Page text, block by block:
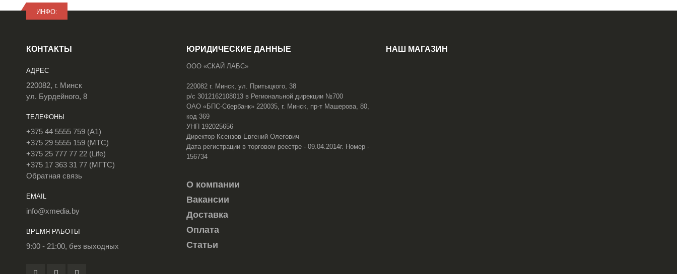
ИНФО:
КОНТАКТЫ
АДРЕС
220082, г. Минск
ул. Бурдейного, 8
ТЕЛЕФОНЫ
+375 44 5555 759 (A1)
+375 29 5555 159 (МТС)
+375 25 777 77 22 (Life)
+375 17 363 31 77 (МГТС)
Обратная связь
EMAIL
info@xmedia.by
ВРЕМЯ РАБОТЫ
9:00 - 21:00, без выходных
ЮРИДИЧЕСКИЕ ДАННЫЕ
ООО «СКАЙ ЛАБС»
220082 г. Минск, ул. Притыцкого, 38
р/с 3012162108013 в Региональной дирекции №700
ОАО «БПС-Сбербанк» 220035, г. Минск, пр-т Машерова, 80,
код 369
УНП 192025656
Директор Ксензов Евгений Олегович
Дата регистрации в торговом реестре - 09.04.2014г. Номер -
156734
О компании
Вакансии
Доставка
Оплата
Статьи
НАШ МАГАЗИН